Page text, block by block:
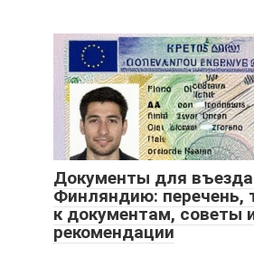
Документы для
Финляндию: перечень,
к документам, советы
рекомендации